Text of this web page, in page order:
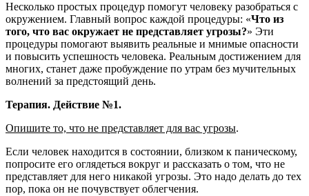
Несколько простых процедур помогут человеку разобраться с
окружением. Главный вопрос каждой процедуры: «Что из
того, что вас окружает не представляет угрозы?» Эти
процедуры помогают выявить реальные и мнимые опасности
и повысить успешность человека. Реальным достижением для
многих, станет даже пробуждение по утрам без мучительных
волнений за предстоящий день.
Терапия. Действие №1.
Опишите то, что не представляет для вас угрозы.
Если человек находится в состоянии, близком к паническому,
попросите его оглядеться вокруг и рассказать о том, что не
представляет для него никакой угрозы. Это надо делать до тех
пор, пока он не почувствует облегчения.